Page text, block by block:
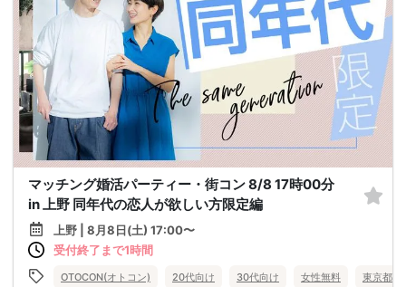
マッチング婚活パーティー・街コン 8/8 17時00分
in 上野 同年代の恋人が欲しい方限定編
上野 | 8月8日(土) 17:00〜
受付終了まで1時間
OTOCON(オトコン) 20代向け 30代向け 女性無料 東京都